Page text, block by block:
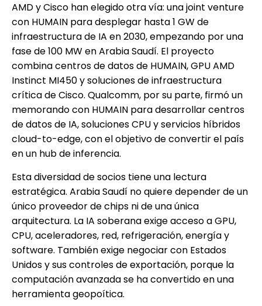
AMD y Cisco han elegido otra vía: una joint venture
con HUMAIN para desplegar hasta 1 GW de
infraestructura de IA en 2030, empezando por una
fase de 100 MW en Arabia Saudí. El proyecto
combina centros de datos de HUMAIN, GPU AMD
Instinct MI450 y soluciones de infraestructura
crítica de Cisco. Qualcomm, por su parte, firmó un
memorando con HUMAIN para desarrollar centros
de datos de IA, soluciones CPU y servicios híbridos
cloud-to-edge, con el objetivo de convertir el país
en un hub de inferencia.
Esta diversidad de socios tiene una lectura
estratégica. Arabia Saudí no quiere depender de un
único proveedor de chips ni de una única
arquitectura. La IA soberana exige acceso a GPU,
CPU, aceleradores, red, refrigeración, energía y
software. También exige negociar con Estados
Unidos y sus controles de exportación, porque la
computación avanzada se ha convertido en una
herramienta geopoítica.